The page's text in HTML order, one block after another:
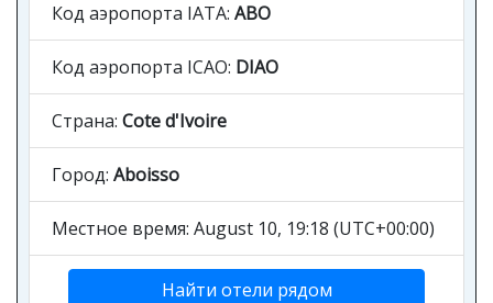
Код аэропорта IATA: ABO
Код аэропорта ICAO: DIAO
Страна: Cote d'Ivoire
Город: Aboisso
Местное время: August 10, 19:18 (UTC+00:00)
Найти отели рядом